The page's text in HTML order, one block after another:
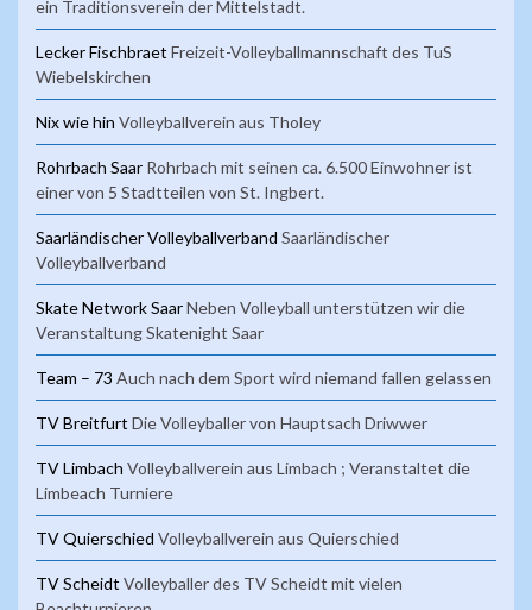
ein Traditionsverein der Mittelstadt.
Lecker Fischbraet Freizeit-Volleyballmannschaft des TuS
Wiebelskirchen
Nix wie hin Volleyballverein aus Tholey
Rohrbach Saar Rohrbach mit seinen ca. 6.500 Einwohner ist
einer von 5 Stadtteilen von St. Ingbert.
Saarländischer Volleyballverband Saarländischer
Volleyballverband
Skate Network SaarNeben Volleyball unterstützen wir die
Veranstaltung Skatenight Saar
Team – 73 Auch nach dem Sport wird niemand fallen gelassen
TV Breitfurt Die Volleyballer von Hauptsach Driwwer
TV Limbach Volleyballverein aus Limbach ; Veranstaltet die
Limbeach Turniere
TV Quierschied Volleyballverein aus Quierschied
TV Scheidt Volleyballer des TV Scheidt mit vielen